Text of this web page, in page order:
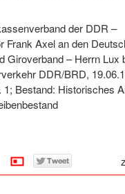
der DDR –
Frank Axel an den
Giroverband – Herrn Lux
DDR/BRD,
1; Bestand: Historisches